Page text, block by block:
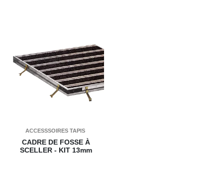
ACCESSSOIRES TAPIS
CADRE DE FOSSE À
SCELLER - KIT13mm